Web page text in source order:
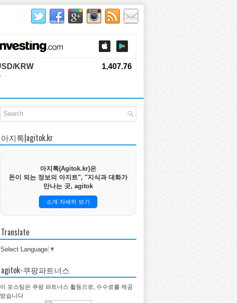
아지톡|agitok.kr
아지톡(Agitok.kr)은
돈이 되는 정보의 아지트", "지식과 대화가
만나는 곳, agitok
소개 자세히 보기
Translate
Select Language ▼
agitok-쿠팡파트너스
이 포스팅은 쿠팡 파트너스 활동으로, 수수료를 제공
받습니다